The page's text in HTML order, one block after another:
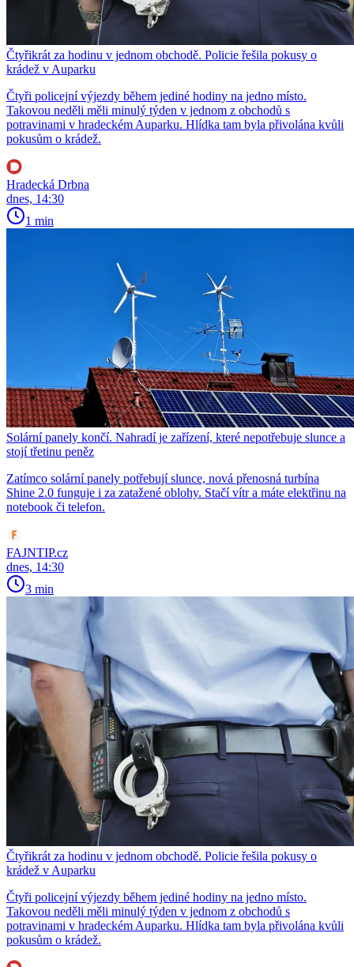
Čtyřikrát za hodinu v jednom obchodě. Policie řešila pokusy o
krádež v Auparku
Čtyři policejní výjezdy během jediné hodiny na jedno místo.
Takovou neděli měli minulý týden v jednom z obchodů s
potravinami v hradeckém Auparku. Hlídka tam byla přivolána kvůli
pokusům o krádež.
Hradecká Drbna
dnes, 14:30
1 min
Solární panely končí. Nahradí je zařízení, které nepotřebuje slunce a
stojí třetinu peněz
Zatímco solární panely potřebují slunce, nová přenosná turbína
Shine 2.0 funguje i za zatažené oblohy. Stačí vítr a máte elektřinu na
notebook či telefon.
FAJNTIP.cz
dnes, 14:30
3 min
Čtyřikrát za hodinu v jednom obchodě. Policie řešila pokusy o
krádež v Auparku
Čtyři policejní výjezdy během jediné hodiny na jedno místo.
Takovou neděli měli minulý týden v jednom z obchodů s
potravinami v hradeckém Auparku. Hlídka tam byla přivolána kvůli
pokusům o krádež.